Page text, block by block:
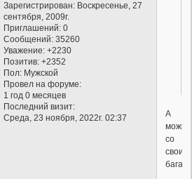
Зарегистрирован: Воскресенье, 27
сентября, 2009г.
Приглашений: 0
Сообщений: 35260
Уважение: +2230
Позитив: +2352
Пол: Мужской
Провел на форуме:
1 год 0 месяцев
Последний визит:
Среда, 23 ноября, 2022г. 02:37
А
со